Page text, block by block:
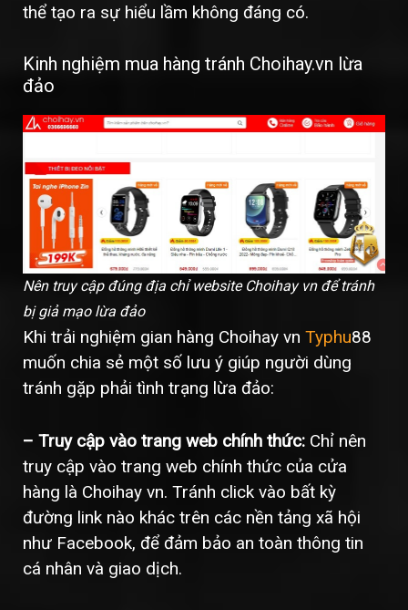
thể tạo ra sự hiểu lầm không đáng có.
Kinh nghiệm mua hàng tránh Choihay.vn lừa
đảo
Nên truy cập đúng địa chỉ website Choihay vn để tránh
bị giả mạo lừa đảo
Khi trải nghiệm gian hàng Choihay vn Typhu88
muốn chia sẻ một số lưu ý giúp người dùng
tránh gặp phải tình trạng lừa đảo:
– Truy cập vào trang web chính thức:Chỉ nên
truy cập vào trang web chính thức của cửa
hàng là Choihay vn. Tránh click vào bất kỳ
đường link nào khác trên các nền tảng xã hội
như Facebook, để đảm bảo an toàn thông tin
cá nhân và giao dịch.